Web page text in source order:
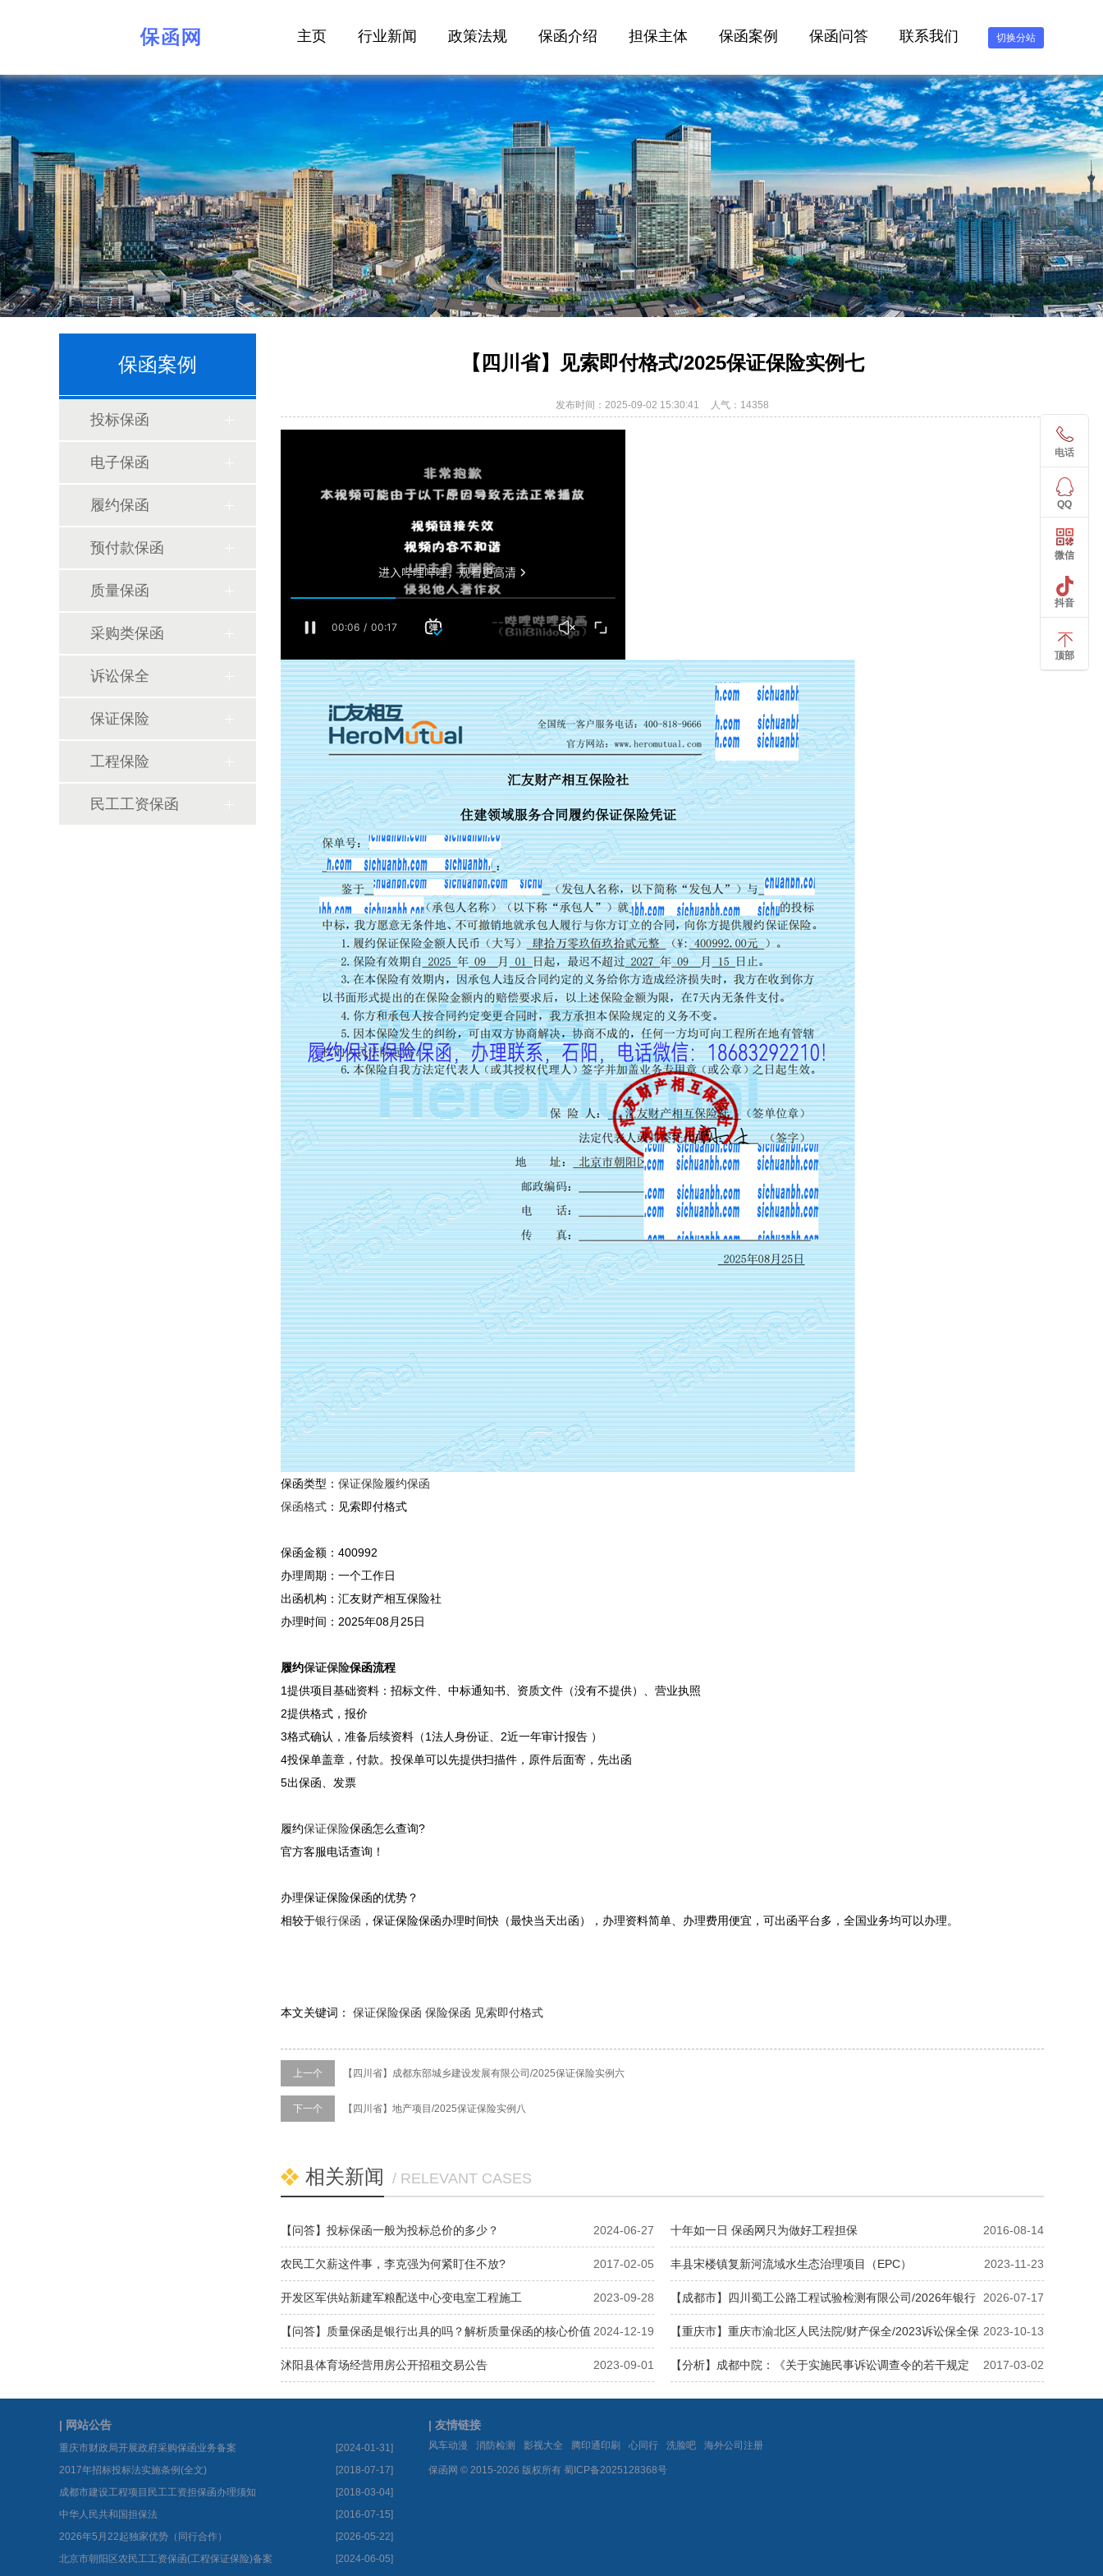
切换分站
主页 行业新闻 政策法规 保函介绍 担保主体 保函案例 保函问答 联系我们
保函案例
投标保函
电子保函
履约保函
预付款保函
质量保函
采购类保函
诉讼保全
保证保险
工程保险
民工工资保函
【四川省】见索即付格式/2025保证保险实例七
发布时间：2025-09-02 15:30:41 人气：14358
保函类型： 保证保险履约保函
保函格式 ：见索即付格式
保函金额：400992
办理周期：一个工作日
出函机构：汇友财产相互保险社
办理时间：2025年08月25日
履约保证保险保函流程
1提供项目基础资料：招标文件、中标通知书、资质文件（没有不提供）、营业执照
2提供格式，报价
3格式确认，准备后续资料（1法人身份证、2近一年审计报告 ）
4投保单盖章，付款。投保单可以先提供扫描件，原件后面寄，先出函
5出保函、发票
履约保证保险保函怎么查询?
官方客服电话查询！
办理保证保险保函的优势？
相较于银行保函 ，保证保险保函办理时间快（最快当天出函），办理资料简单、办理费用便宜，可出函平台多，全国业务均可以办理。
本文关键词： 保证保险保函 保险保函 见索即付格式
上一个 【四川省】成都东部城乡建设发展有限公司/2025保证保险实例六
下一个 【四川省】地产项目/2025保证保险实例八
相关新闻 / RELEVANT CASES
2024-06-27
【问答】投标保函一般为投标总价的多少？ 2016-08-14
十年如一日 保函网只为做好工程担保
2017-02-05
农民工欠薪这件事，李克强为何紧盯住不放? 2023-11-23
丰县宋楼镇复新河流域水生态治理项目（EPC）
2023-09-28
开发区军供站新建军粮配送中心变电室工程施工 2026-07-17
【成都市】四川蜀工公路工程试验检测有限公司/2026年银行
履约保函三十九
2024-12-19
【问答】质量保函是银行出具的吗？解析质量保函的核心价值
与流程
2023-10-13
【重庆市】重庆市渝北区人民法院/财产保全/2023诉讼保全保
函三
2023-09-01
沭阳县体育场经营用房公开招租交易公告 2017-03-02
【分析】成都中院：《关于实施民事诉讼调查令的若干规定
（试行）》
| 网站公告
重庆市财政局开展政府采购保函业务备案
[2024-01-31]
2017年招标投标法实施条例(全文)
[2018-07-17]
成都市建设工程项目民工工资担保函办理须知
[2018-03-04]
中华人民共和国担保法
[2016-07-15]
2026年5月22起独家优势（同行合作）
[2026-05-22]
北京市朝阳区农民工工资保函(工程保证保险)备案
[2024-06-05]
| 友情链接
风车动漫 消防检测 影视大全 腾印通印刷 心同行 洗脸吧 海外公司注册
保函网 © 2015-2026 版权所有 蜀ICP备2025128368号
电话
QQ
微信
抖音
顶部